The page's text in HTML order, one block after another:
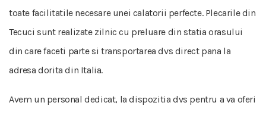
toate facilitatile necesare unei calatorii perfecte. Plecarile din
Tecuci sunt realizate zilnic cu preluare din statia orasului
din care faceti parte si transportarea dvs direct pana la
adresa dorita din Italia.
Avem un personal dedicat, la dispozitia dvs pentru a va oferi